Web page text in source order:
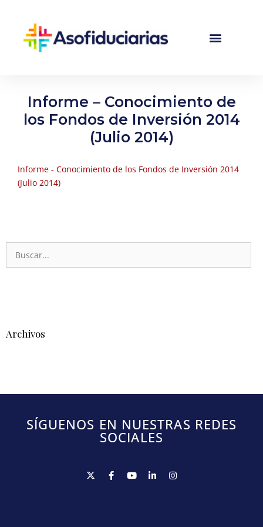
Informe – Conocimiento de
los Fondos de Inversión 2014
(Julio 2014)
Informe - Conocimiento de los Fondos de Inversión 2014
(Julio 2014)
Archivos
SÍGUENOS EN NUESTRAS REDES
SOCIALES